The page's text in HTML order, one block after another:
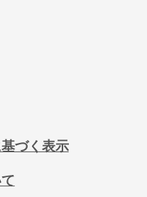
づく表示